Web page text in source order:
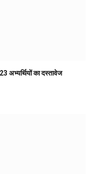
अभ्यर्थियों का दस्तावेज